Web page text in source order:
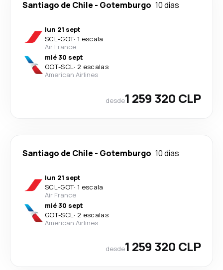
Santiago de Chile - Gotemburgo 10 días
lun 21 sept
SCL-GOT· 1 escala
Air France
mié 30 sept
GOT-SCL· 2 escalas
American Airlines
desde1 259 320 CLP
Santiago de Chile - Gotemburgo 10 días
lun 21 sept
SCL-GOT· 1 escala
Air France
mié 30 sept
GOT-SCL· 2 escalas
American Airlines
desde1 259 320 CLP